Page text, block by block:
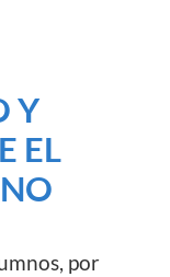
Y
EL
por